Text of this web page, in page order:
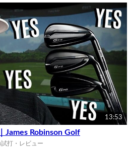
13:53
James Robinson Golf
打・レビュー